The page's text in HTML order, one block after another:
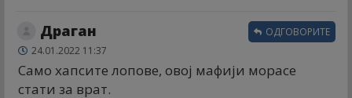
Драган
24.01.2022 11:37
Само хапсите лопове, овој мафији морасе
стати за врат.
ОДГОВОРИТЕ